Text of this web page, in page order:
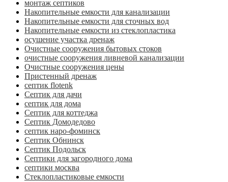
монтаж септиков
Накопительные емкости для канализации
Накопительные емкости для сточных вод
Накопительные емкости из стеклопластика
осушение участка дренаж
Очистные сооружения бытовых стоков
очистные сооружения ливневой канализации
Очистные сооружения цены
Пристенный дренаж
септик flotenk
Септик для дачи
септик для дома
Септик для коттеджа
Септик Домодедово
септик наро-фоминск
Септик Обнинск
Септик Подольск
Септики для загородного дома
септики москва
Стеклопластиковые емкости